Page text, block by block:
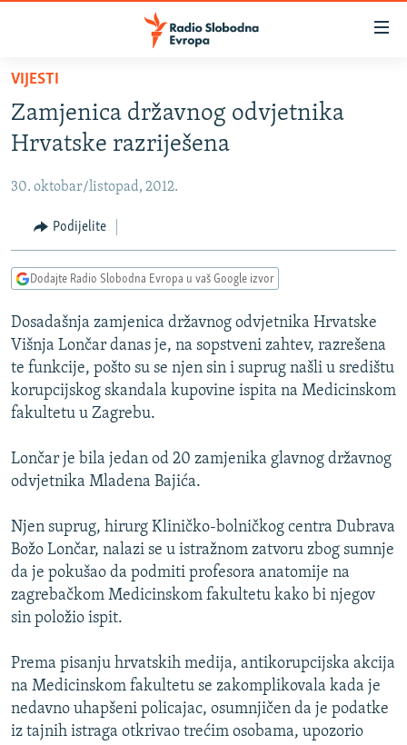
Pređite
glavni
sadržaj
na
navigaciju
Pređite
na
BOSNA I HERCEGOVINA
KOSOVO
CRNA GORA
VIDEO
FOTOGALERIJE
INFOGRAFIKE
PODCASTI
RAT U UKRAJINI
KINA NA BALKANU
RSE PRIČE IZ SVIJETA
ISPRIČAJ MI
DNEVNO@RSE
SPECIJALI RSE
VIŠE OD NASLOVA
GENOCID U SREBRENICI
POPLAVE I KLIZIŠTA U BIH 2024.
TV LIBERTY
POST SCRIPTUM
MOJA EVROPA
TRI DECENIJE OD RATA U BIH
PRATITE NAS
Sve RFE/RL stranice
VIJESTI
Zamjenica državnog odvjetnika
Hrvatske razriješena
30. oktobar/listopad, 2012.
Podijelite
Dodajte Radio Slobodna Evropa u vaš Google izvor
Dosadašnja zamjenica državnog odvjetnika Hrvatske
Višnja Lončar danas je, na sopstveni zahtev, razrešena
te funkcije, pošto su se njen sin i suprug našli u središtu
korupcijskog skandala kupovine ispita na Medicinskom
fakultetu u Zagrebu.
Lončar je bila jedan od 20 zamjenika glavnog državnog
odvjetnika Mladena Bajića.
Njen suprug, hirurg Kliničko-bolničkog centra Dubrava
Božo Lončar, nalazi se u istražnom zatvoru zbog sumnje
da je pokušao da podmiti profesora anatomije na
zagrebačkom Medicinskom fakultetu kako bi njegov
sin položio ispit.
Prema pisanju hrvatskih medija, antikorupcijska akcija
na Medicinskom fakultetu se zakomplikovala kada je
nedavno uhapšeni policajac, osumnjičen da je podatke
iz tajnih istraga otkrivao trećim osobama, upozorio